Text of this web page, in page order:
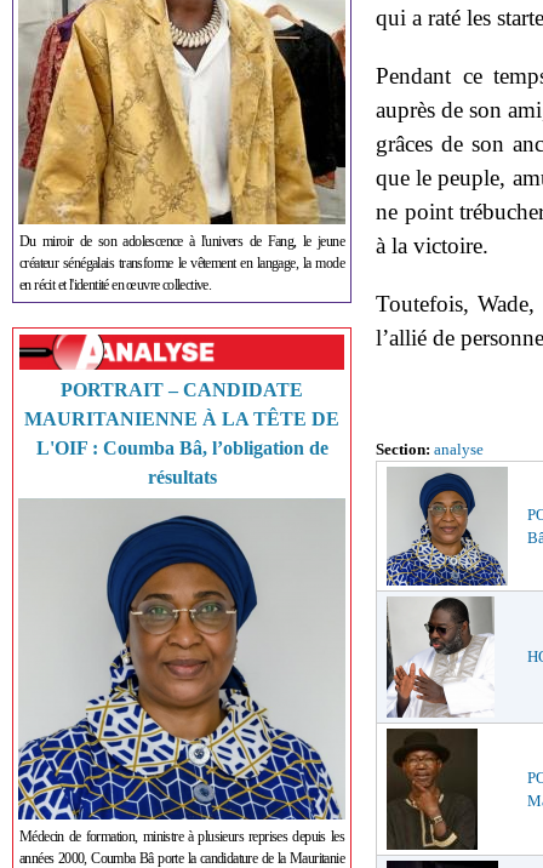
Du miroir de son adolescence à l'univers de Fang, le jeune
créateur sénégalais transforme le vêtement en langage, la mode
en récit et l'identité en œuvre collective.
PORTRAIT – CANDIDATE
MAURITANIENNE À LA TÊTE DE
L'OIF : Coumba Bâ, l’obligation de
résultats
Médecin de formation, ministre à plusieurs reprises depuis les
années 2000, Coumba Bâ porte la candidature de la Mauritanie
qui a raté les
Pendant ce
auprès de son
grâces de son
que le peuple,
ne point
à la victoire.
Toutefois, Wade,
l’allié de
Section: analyse